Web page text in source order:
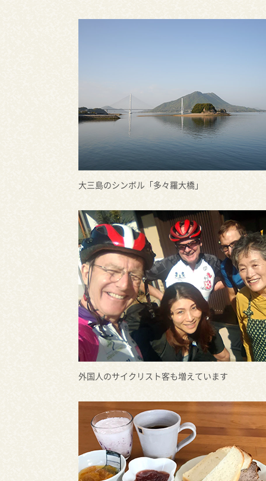
大三島のシンボル「多々羅大橋」
外国人のサイクリスト客も増えています